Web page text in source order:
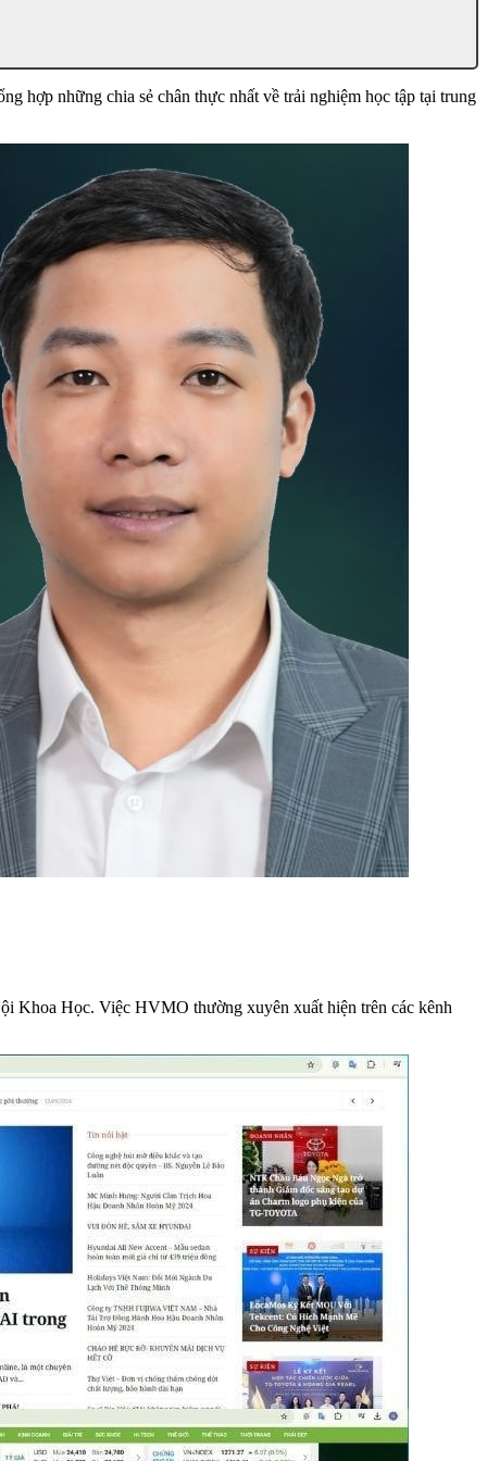
hợp những chia sẻ chân thực nhất về trải nghiệm học tập tại trung
Khoa Học. Việc HVMO thường xuyên xuất hiện trên các kênh